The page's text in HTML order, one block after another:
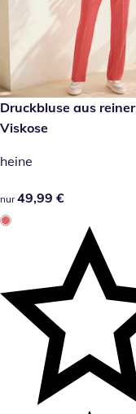
49,99 €
Druckbluse aus reiner
Viskose
heine
49,99 €
nur 49,99 €